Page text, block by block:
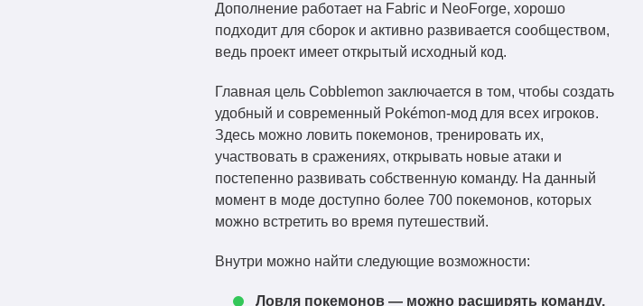
Cobblemon-fabric-
1.6.0+1.21.1.jar
1.21.1 Скачать
1.6.0+1.21.1.jar
Cobblemon-fabric-
1.5.2+1.20.1.jar
1.20.1 Скачать
Cobblemon-forge-
1.5.2+1.20.1.jar
1.20.1 Скачать
Cobblemon-fabric-
1.5.1+1.20.1.jar
Скачать
Дополнение работает на Fabric и NeoForge, хорошо
подходит для сборок и активно развивается сообществом,
ведь проект имеет открытый исходный код.
Главная цель Cobblemon заключается в том, чтобы создать
удобный и современный Pokémon-мод для всех игроков.
Здесь можно ловить покемонов, тренировать их,
участвовать в сражениях, открывать новые атаки и
постепенно развивать собственную команду. На данный
момент в моде доступно более 700 покемонов, которых
можно встретить во время путешествий.
Внутри можно найти следующие возможности:
Ловля покемонов — можно расширять команду,